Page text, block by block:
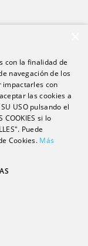
con la finalidad de
navegación de los
impactarles con
las cookies a
USO pulsando el
COOKIES si lo
Puede
Cookies. Más